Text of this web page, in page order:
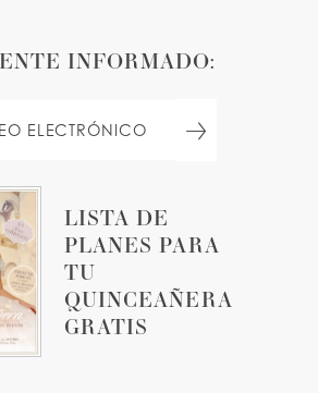
LISTA DE
PLANES PARA
TU
QUINCEAÑERA
GRATIS
INFORMADO: